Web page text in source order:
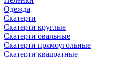
Одежда
Скатерти
Скатерти круглые
Скатерти овальные
Скатерти прямоугольные
Скатерти квадратные